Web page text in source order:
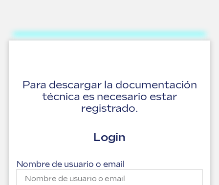
DWG TNX 3500
DWG TNXEN 8000
DWG TNXEN 16000
Para descargar la documentación
técnica es necesario estar
registrado.
Login
Nombre de usuario o email